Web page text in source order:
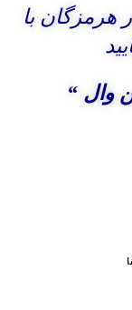
هرمزگان با
وال “